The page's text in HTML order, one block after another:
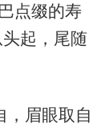
点缀的寿
起，尾随
，眉眼取自